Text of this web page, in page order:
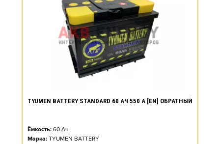
TYUMEN BATTERY STANDARD 60 АЧ 550 А [EN] ОБРАТНЫЙ
Ёмкость: 60 Ач
Марка: TYUMEN BATTERY